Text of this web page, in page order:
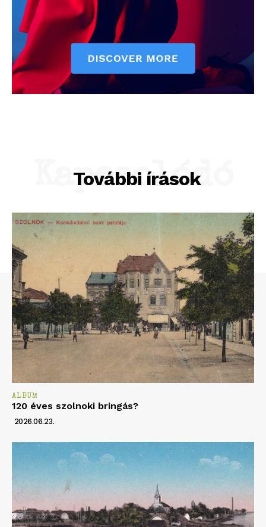
További írások
Kapcsolódó
ALBUM
120 éves szolnoki bringás?
2026.06.23.